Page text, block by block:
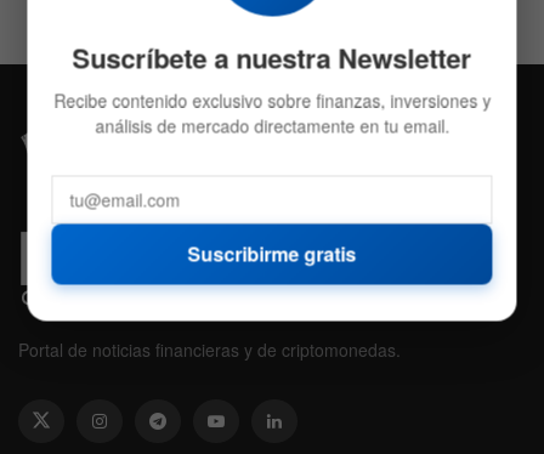
Portal de noticias financieras y de criptomonedas.
Suscríbete a nuestra Newsletter
Recibe contenido exclusivo sobre finanzas, inversiones y
análisis de mercado directamente en tu email.
Suscribirme gratis